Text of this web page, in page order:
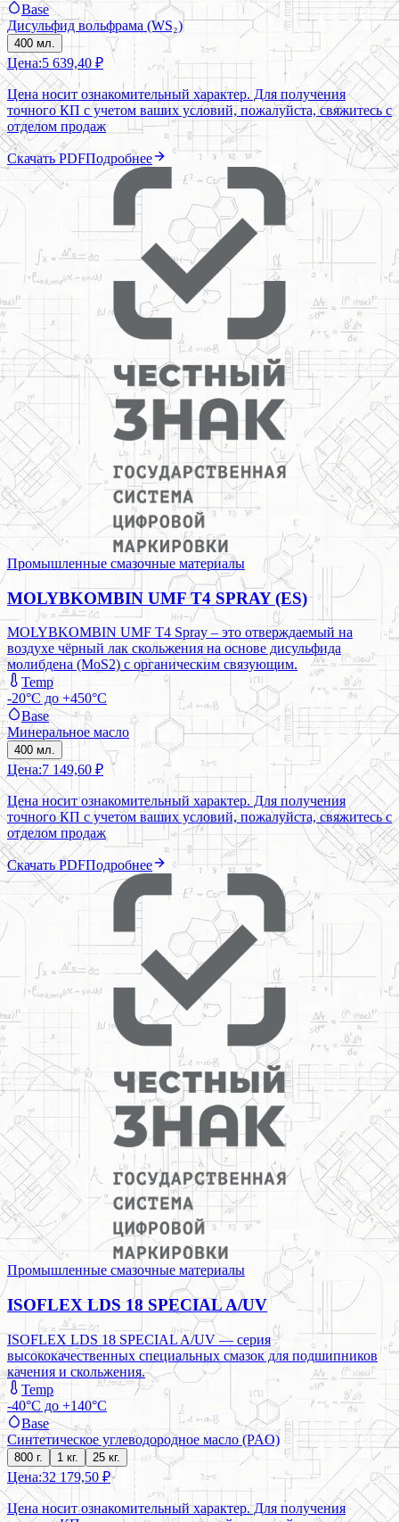
Base
Дисульфид вольфрама (WS₂)
400 мл.
Цена:5 639,40 ₽
Цена носит ознакомительный характер. Для получения
точного КП с учетом ваших условий, пожалуйста, свяжитесь с
отделом продаж
Скачать PDFПодробнее
Промышленные смазочные материалы
MOLYBKOMBIN UMF T4 SPRAY (ES)
MOLYBKOMBIN UMF T4 Spray – это отверждаемый на
воздухе чёрный лак скольжения на основе дисульфида
молибдена (MoS2) с органическим связующим.
Temp
-20°C до +450°C
Base
Минеральное масло
400 мл.
Цена:7 149,60 ₽
Цена носит ознакомительный характер. Для получения
точного КП с учетом ваших условий, пожалуйста, свяжитесь с
отделом продаж
Скачать PDFПодробнее
Промышленные смазочные материалы
ISOFLEX LDS 18 SPECIAL A/UV
ISOFLEX LDS 18 SPECIAL A/UV — серия
высококачественных специальных смазок для подшипников
качения и скольжения.
Temp
-40°C до +140°C
Base
Синтетическое углеводородное масло (PAO)
800 г. 1 кг. 25 кг.
Цена:32 179,50 ₽
Цена носит ознакомительный характер. Для получения